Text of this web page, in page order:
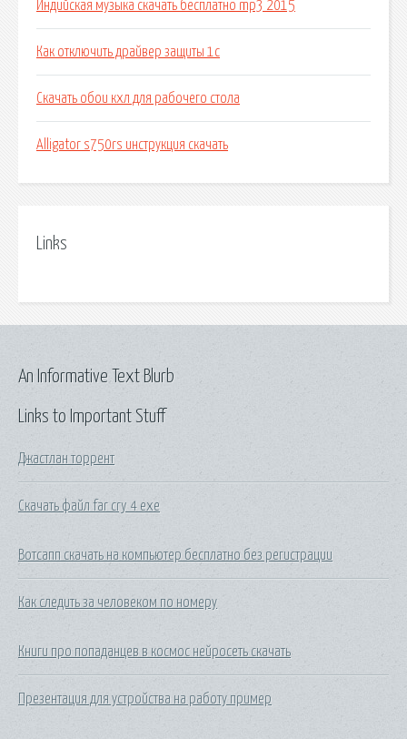
Индийская музыка скачать бесплатно mp3 2015
Как отключить драйвер защиты 1с
Скачать обои кхл для рабочего стола
Alligator s750rs инструкция скачать
Links
Links to Important Stuff
Джастлан торрент
Скачать файл far cry 4 exe
Вотсапп скачать на компьютер бесплатно без регистрации
Как следить за человеком по номеру
Книги про попаданцев в космос нейросеть скачать
Презентация для устройства на работу пример
An Informative Text Blurb